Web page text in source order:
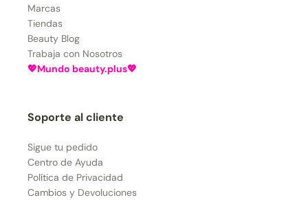
Marcas
Tiendas
Beauty Blog
Trabaja con Nosotros
💖Mundo beauty.plus💖
Soporte al cliente
Sigue tu pedido
Centro de Ayuda
Política de Privacidad
Cambios y Devoluciones